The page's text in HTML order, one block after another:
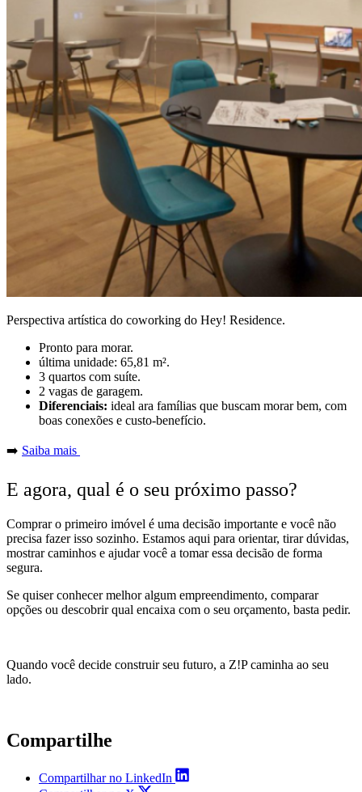
Perspectiva artística do coworking do Hey! Residence.
Pronto para morar.
última unidade: 65,81 m².
3 quartos com suíte.
2 vagas de garagem.
Diferenciais: ideal ara famílias que buscam morar bem, com
boas conexões e custo-benefício.
➡️ Saiba mais
E agora, qual é o seu próximo passo?
Comprar o primeiro imóvel é uma decisão importante e você não
precisa fazer isso sozinho. Estamos aqui para orientar, tirar dúvidas,
mostrar caminhos e ajudar você a tomar essa decisão de forma
segura.
Se quiser conhecer melhor algum empreendimento, comparar
opções ou descobrir qual encaixa com o seu orçamento, basta pedir.
Quando você decide construir seu futuro, a Z!P caminha ao seu
lado.
Compartilhe
Compartilhar no LinkedIn